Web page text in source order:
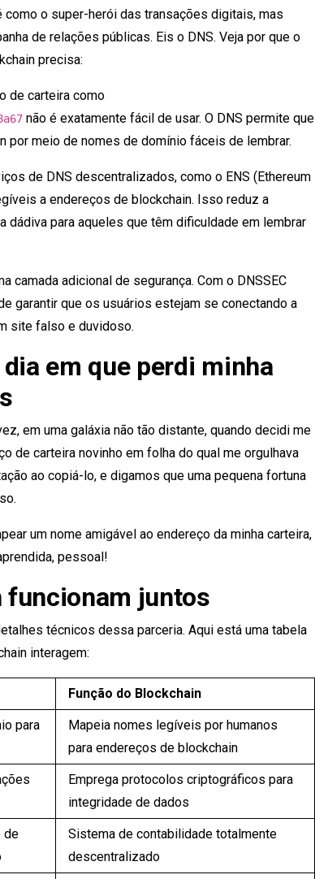
como o super-herói das transações digitais, mas
de relações públicas. Eis o DNS. Veja por que o
precisa:
de carteira como
não é exatamente fácil de usar. O DNS permite que
meio de nomes de domínio fáceis de lembrar.
de DNS descentralizados, como o ENS (Ethereum
a endereços de blockchain. Isso reduz a
para aqueles que têm dificuldade em lembrar
camada adicional de segurança. Com o DNSSEC
garantir que os usuários estejam se conectando a
site falso e duvidoso.
em que perdi minha
em uma galáxia não tão distante, quando decidi me
de carteira novinho em folha do qual me orgulhava
ao copiá-lo, e digamos que uma pequena fortuna
um nome amigável ao endereço da minha carteira,
pessoal!
funcionam juntos
técnicos dessa parceria. Aqui está uma tabela
interagem:
Função do Blockchain
para
Mapeia nomes legíveis por humanos
para endereços de blockchain
Emprega protocolos criptográficos para
integridade de dados
de
Sistema de contabilidade totalmente
descentralizado